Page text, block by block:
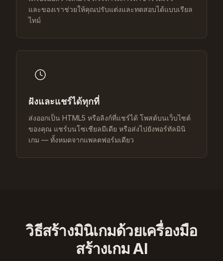
และของเราช่วยให้คุณปรับแต่งและทดสอบได้แบบเรียล
ไทม์
ฝังและแชร์ได้ทุกที่
ส่งออกเป็น HTML5 หรือลิงก์ที่แชร์ได้ โพสต์บนเว็บไซต์
ของคุณ แชร์บนโซเชียลมีเดีย หรือส่งไปยังพอร์ทัลมินิ
เกม — ทั้งหมดจากแพลตฟอร์มเดียว
วิธีสร้างมินิเกมด้วยเครื่องมือ
สร้างเกม AI